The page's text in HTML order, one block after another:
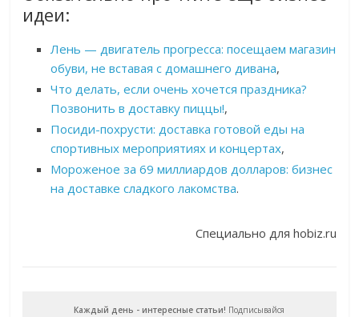
идеи:
Лень — двигатель прогресса: посещаем магазин
обуви, не вставая с домашнего дивана,
Что делать, если очень хочется праздника?
Позвонить в доставку пиццы!,
Посиди-похрусти: доставка готовой еды на
спортивных мероприятиях и концертах,
Мороженое за 69 миллиардов долларов: бизнес
на доставке сладкого лакомства.
Специально для hobiz.ru
Каждый день - интересные статьи! Подписывайся